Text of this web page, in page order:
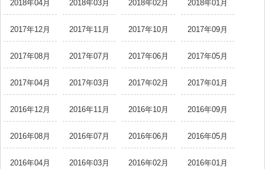
2018年04月 2018年03月 2018年02月 2018年01月
2017年12月 2017年11月 2017年10月 2017年09月
2017年08月 2017年07月 2017年06月 2017年05月
2017年04月 2017年03月 2017年02月 2017年01月
2016年12月 2016年11月 2016年10月 2016年09月
2016年08月 2016年07月 2016年06月 2016年05月
2016年04月 2016年03月 2016年02月 2016年01月